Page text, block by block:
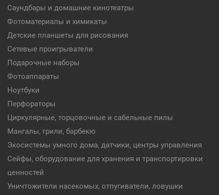
Саундбары и домашние кинотеатры
Фотоматериалы и химикаты
Детские планшеты для рисования
Сетевые проигрыватели
Подарочные наборы
Фотоаппараты
Ноутбуки
Перфораторы
Циркулярные, торцовочные и сабельные пилы
Мангалы, грили, барбекю
Экосистемы умного дома, датчики, центры управления
Сейфы, оборудование для хранения и транспортировки
ценностей
Уничтожители насекомых, отпугиватели, ловушки